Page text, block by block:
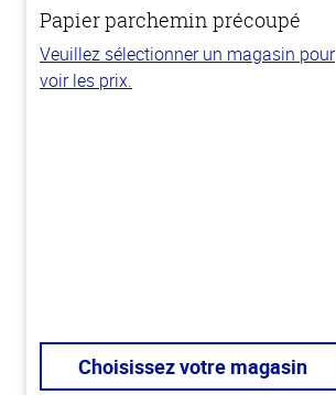
Papier parchemin précoupé
Veuillez sélectionner un magasin pour
voir les prix.
Choisissez votre magasin